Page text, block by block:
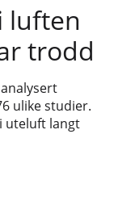
luften
trodd
ulike studier.
uteluft langt